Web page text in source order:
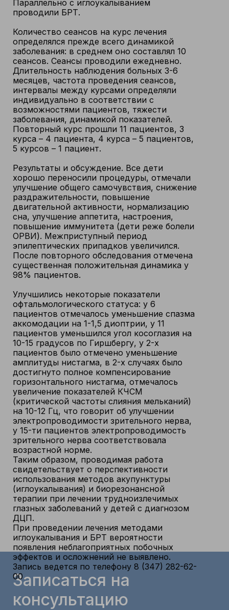
Параллельно с иглоукалыванием
проводили БРТ.
Количество сеансов на курс лечения
определялся прежде всего динамикой
заболевания: в среднем оно составлял 10
сеансов. Сеансы проводили ежедневно.
Длительность наблюдения больных 3-6
месяцев, частота проведения сеансов,
интервалы между курсами определяли
индивидуально в соответствии с
возможностями пациентов, тяжести
заболевания, динамикой показателей.
Повторный курс прошли 11 пациентов, 3
курса – 4 пациента, 4 курса – 5 пациентов,
5 курсов – 1 пациент.
Результаты и обсуждение. Все дети
хорошо переносили процедуры, отмечали
улучшение общего самочувствия, снижение
раздражительности, повышение
двигательной активности, нормализацию
сна, улучшение аппетита, настроения,
повышение иммунитета (дети реже болели
ОРВИ). Межприступный период
эпилептических припадков увеличился.
После повторного обследования отмечена
существенная положительная динамика у
98% пациентов.
Улучшились некоторые показатели
офтальмологического статуса: у 6
пациентов отмечалось уменьшение спазма
аккомодации на 1-1,5 диоптрии, у 11
пациентов уменьшился угол косоглазия на
10-15 градусов по Гиршбергу, у 2-х
пациентов было отмечено уменьшение
амплитуды нистагма, в 2-х случаях было
достигнуто полное компенсирование
горизонтального нистагма, отмечалось
увеличение показателей КЧСМ
(критической частоты слияния мельканий)
на 10-12 Гц, что говорит об улучшении
электропроводимости зрительного нерва,
у 15-ти пациентов электропроводимость
зрительного нерва соответствовала
возрастной норме.
Таким образом, проводимая работа
свидетельствует о перспективности
использования методов акупунктуры
(иглоукалывания) и биорезонансной
терапии при лечении трудноизлечимых
глазных заболеваний у детей с диагнозом
ДЦП.
При проведении лечения методами
иглоукалывания и БРТ вероятности
появления неблагоприятных побочных
эффектов и осложнений не выявлено.
Запись ведется по телефону 8 (347) 282-62-
00
Записаться на
консультацию